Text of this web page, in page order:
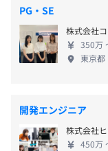
・各種勉強会
・書籍購入補助
・資格取得手当／
・メンター制度
プロジェクトごと
与）
・慶弔休暇
・特別休暇
・産前産後休暇
・バースデー休暇
・アニバーサリー休
・生理休暇
ネジメントへ挑
い」「上流工程
わりたい」など
せて成長できる環境を
の特徴です。 一
く、定期的なコ
PG・SE
株式会社
350万
東京都
開発エンジニア
株式会社
450万